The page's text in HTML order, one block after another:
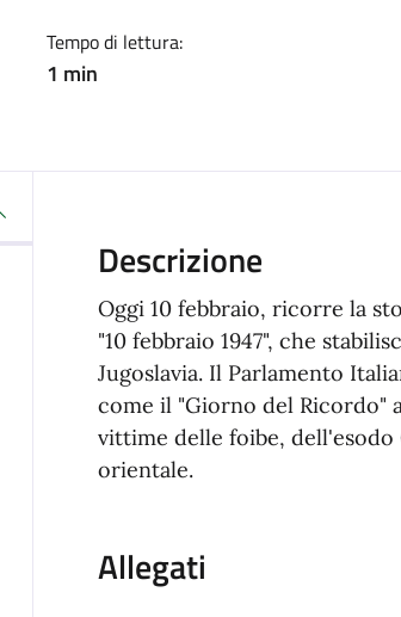
Tempo di lettura:
1 min
Descrizione
Oggi 10 febbraio, ricorre la
"10 febbraio 1947", che
Jugoslavia. Il Parlamento
come il "Giorno del Ricordo"
vittime delle foibe,
orientale.
Allegati